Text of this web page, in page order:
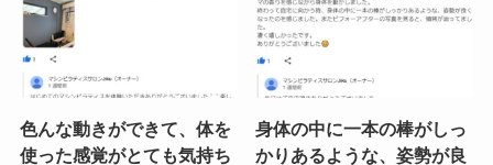
色んな動きができて、体を
使った感覚がとても気持ち
身体の中に一本の棒がしっ
かりあるような、姿勢が良